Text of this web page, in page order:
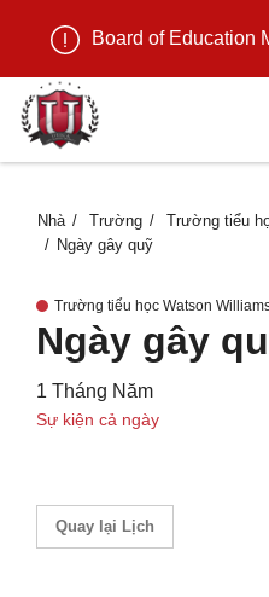
Board of Education Meeting
Nhà Trường Trường tiểu
Ngày gây quỹ
Trường tiểu học Watson
Ngày gây
1 Tháng Năm
Sự kiện cả ngày
Quay lại Lịch